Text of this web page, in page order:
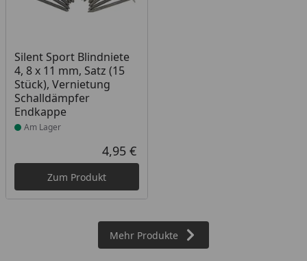
Silent Sport Blindniete
4, 8 x 11 mm, Satz (15
Stück), Vernietung
Schalldämpfer
Endkappe
Produkt am Lager
Am Lager
Aktueller Preis
4,95 €
Zum Produkt
Mehr Produkte